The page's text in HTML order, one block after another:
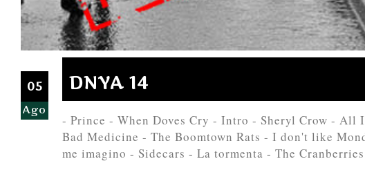
05
Ago
DNYA 14
- Prince - When Doves Cry - Intro - Sheryl Crow - All
Bad Medicine - The Boomtown Rats - I don't like
me imagino - Sidecars - La tormenta - The